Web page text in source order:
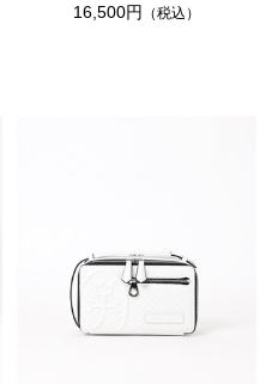
16,500円
（税込）